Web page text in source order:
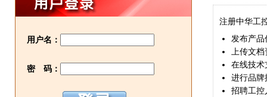
用户名：
密 码：
注册中华工
发布产品
上传文档
在线技术
进行品牌
招聘工控